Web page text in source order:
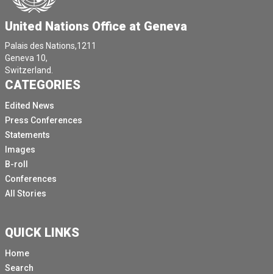
United Nations Office at Geneva
Palais des Nations,1211
Geneva 10,
Switzerland.
CATEGORIES
Edited News
Press Conferences
Statements
Images
B-roll
Conferences
All Stories
QUICK LINKS
Home
Search